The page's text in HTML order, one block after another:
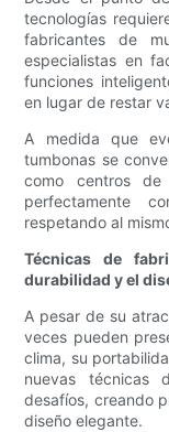
tecnologías
fabricantes de
especialistas en
funciones
en lugar de restar
A medida que
tumbonas se
como centros de
perfectamente
respetando al
Técnicas de
durabilidad y el
A pesar de su
veces pueden
clima, su
nuevas técnicas
desafíos, creando
diseño elegante.